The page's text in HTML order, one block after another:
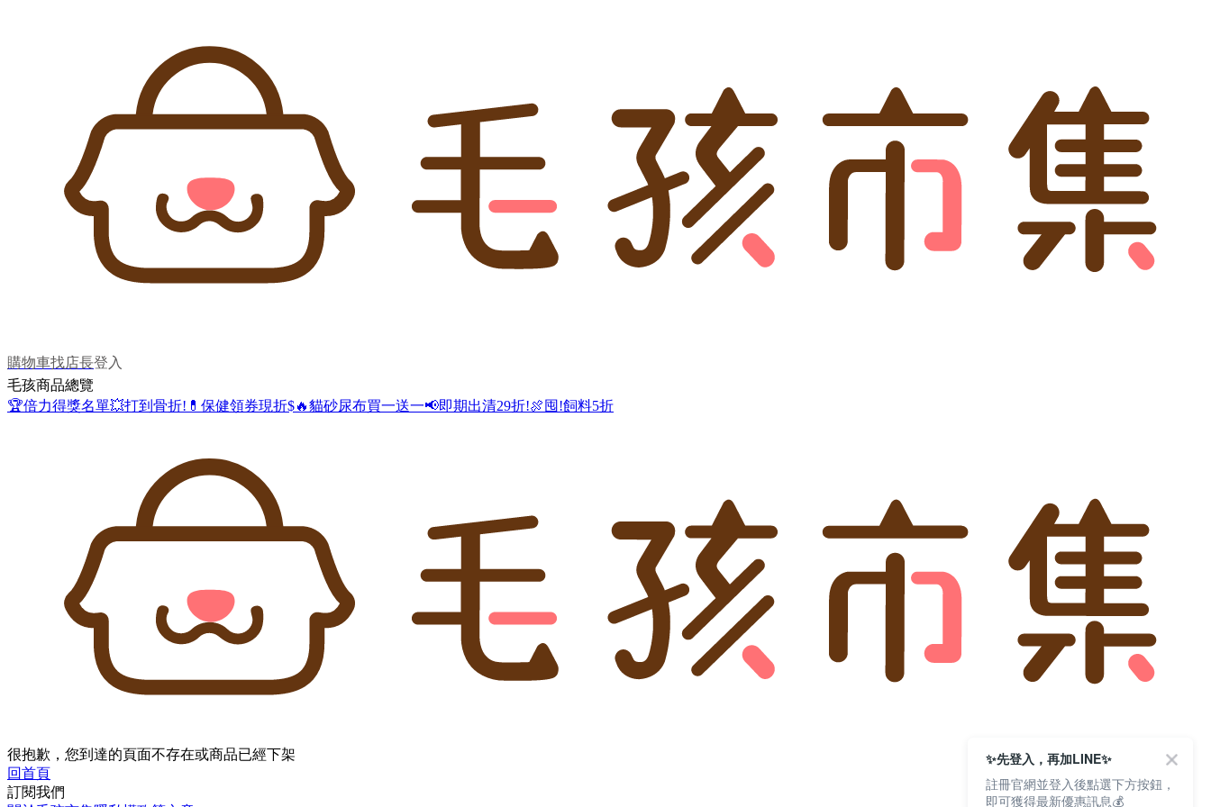
購物車找店長登入
毛孩商品總覽
🏆倍力得獎名單💥打到骨折! 💊保健領券現折$🔥貓砂尿布買一送一📢即期出清29折!🍖囤!飼料5折
很抱歉，您到達的頁面不存在或商品已經下架
回首頁
訂閱我們
✨先登入，再加LINE✨
註冊官網並登入後點選下方按鈕，
即可獲得最新優惠訊息💰